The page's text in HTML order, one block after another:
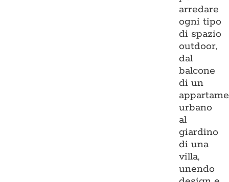
arredare
ogni tipo
di spazio
outdoor,
dal
balcone
di un
urbano
al
giardino
di una
villa,
unendo